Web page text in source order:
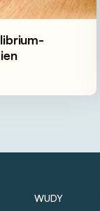
WUDY